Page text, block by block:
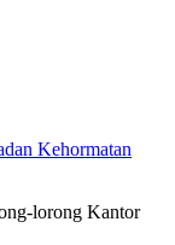
Kehormatan
lorong Kantor